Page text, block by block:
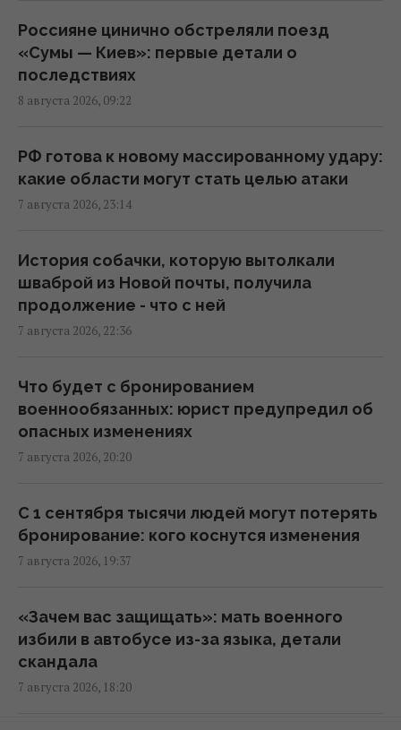
индивидуальной защиты
21:32 пятница, 07 августа 2026
Суд продлил содержание под стражей
проблемах со здоровьем
20:39 пятница, 07 августа 2026
субмарины, расположенные в тысячах
километров от Украины
20:35 пятница, 07 августа 2026
подготовлен к зиме, но фактор обстрелов
и возможностей ПВО никто не отменял, -
Пантелеев
20:01 пятница, 07 августа 2026
Зеленский прибыл в Сербию: подробности
первого официального визита
19:52 пятница, 07 августа 2026
Дипломатическое контрнаступление
Украины на Вашингтон захлебнулось, – The
Atlantic
19:23 пятница, 07 августа 2026
Россияне цинично обстреляли поезд
«Сумы — Киев»: первые детали о
последствиях
8 августа 2026, 09:22
РФ готова к новому массированному удару:
какие области могут стать целью атаки
7 августа 2026, 23:14
История собачки, которую вытолкали
шваброй из Новой почты, получила
продолжение - что с ней
7 августа 2026, 22:36
Что будет с бронированием
военнообязанных: юрист предупредил об
опасных изменениях
7 августа 2026, 20:20
С 1 сентября тысячи людей могут потерять
бронирование: кого коснутся изменения
7 августа 2026, 19:37
«Зачем вас защищать»: мать военного
избили в автобусе из-за языка, детали
скандала
7 августа 2026, 18:20